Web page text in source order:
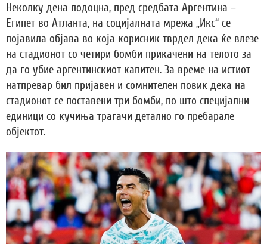
Неколку дена подоцна, пред средбата Аргентина –
Египет во Атланта, на социјалната мрежа „Икс“ се
појавила објава во која корисник тврдел дека ќе влезе
на стадионот со четири бомби прикачени на телото за
да го убие аргентинскиот капитен. За време на истиот
натпревар бил пријавен и сомнителен повик дека на
стадионот се поставени три бомби, по што специјални
единици со кучиња трагачи детално го пребарале
објектот.